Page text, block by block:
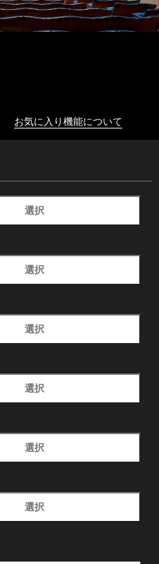
お気に入り機能について
選択
選択
選択
選択
選択
選択